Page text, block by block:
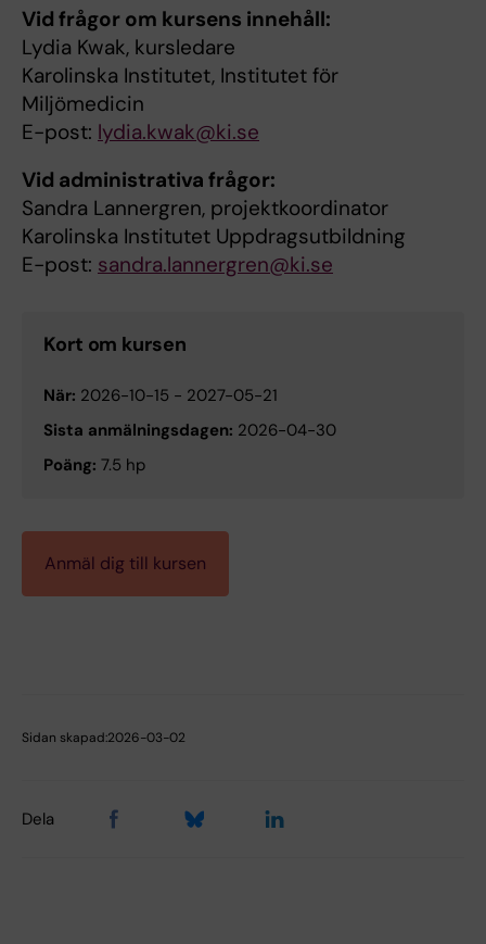
Vid frågor om kursens innehåll:
Lydia Kwak, kursledare
Karolinska Institutet, Institutet för
Miljömedicin
E-post: lydia.kwak@ki.se
Vid administrativa frågor:
Sandra Lannergren, projektkoordinator
Karolinska Institutet Uppdragsutbildning
E-post: sandra.lannergren@ki.se
Kort om kursen
När: 2026-10-15 - 2027-05-21
Sista anmälningsdagen: 2026-04-30
Poäng: 7.5 hp
Anmäl dig till kursen
Sidan skapad:2026-03-02
Dela